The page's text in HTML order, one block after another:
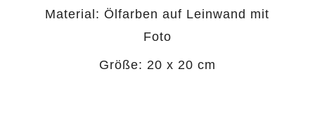
Material: Ölfarben auf Leinwand mit
Foto
Größe: 20 x 20 cm